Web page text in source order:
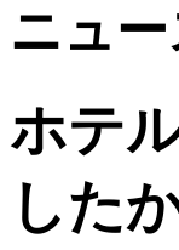
ニュー
ホテ
した